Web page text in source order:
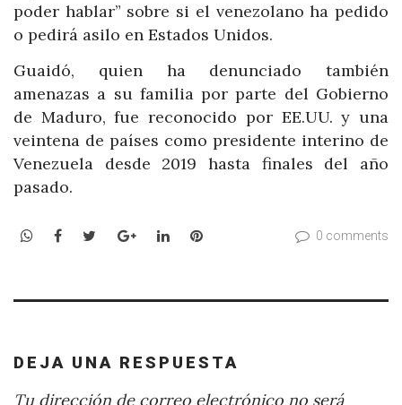
poder hablar” sobre si el venezolano ha pedido
o pedirá asilo en Estados Unidos.
Guaidó, quien ha denunciado también
amenazas a su familia por parte del Gobierno
de Maduro, fue reconocido por EE.UU. y una
veintena de países como presidente interino de
Venezuela desde 2019 hasta finales del año
pasado.
WhatsApp
Facebook
TwitterGoogle+LinkedInPinterest 0 comments
DEJA UNA RESPUESTA
Tu dirección de correo electrónico no será